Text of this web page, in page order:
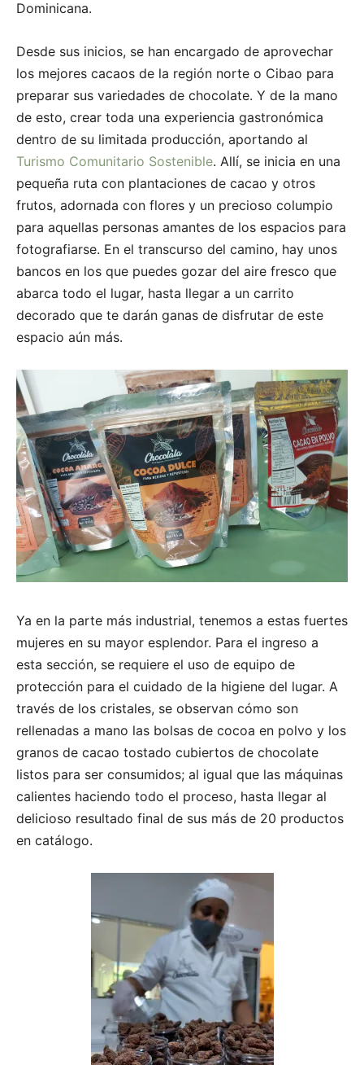
Dominicana.
Desde sus inicios, se han encargado de aprovechar
los mejores cacaos de la región norte o Cibao para
preparar sus variedades de chocolate. Y de la mano
de esto, crear toda una experiencia gastronómica
dentro de su limitada producción, aportando al
Turismo Comunitario Sostenible. Allí, se inicia en una
pequeña ruta con plantaciones de cacao y otros
frutos, adornada con flores y un precioso columpio
para aquellas personas amantes de los espacios para
fotografiarse. En el transcurso del camino, hay unos
bancos en los que puedes gozar del aire fresco que
abarca todo el lugar, hasta llegar a un carrito
decorado que te darán ganas de disfrutar de este
espacio aún más.
Ya en la parte más industrial, tenemos a estas fuertes
mujeres en su mayor esplendor. Para el ingreso a
esta sección, se requiere el uso de equipo de
protección para el cuidado de la higiene del lugar. A
través de los cristales, se observan cómo son
rellenadas a mano las bolsas de cocoa en polvo y los
granos de cacao tostado cubiertos de chocolate
listos para ser consumidos; al igual que las máquinas
calientes haciendo todo el proceso, hasta llegar al
delicioso resultado final de sus más de 20 productos
en catálogo.